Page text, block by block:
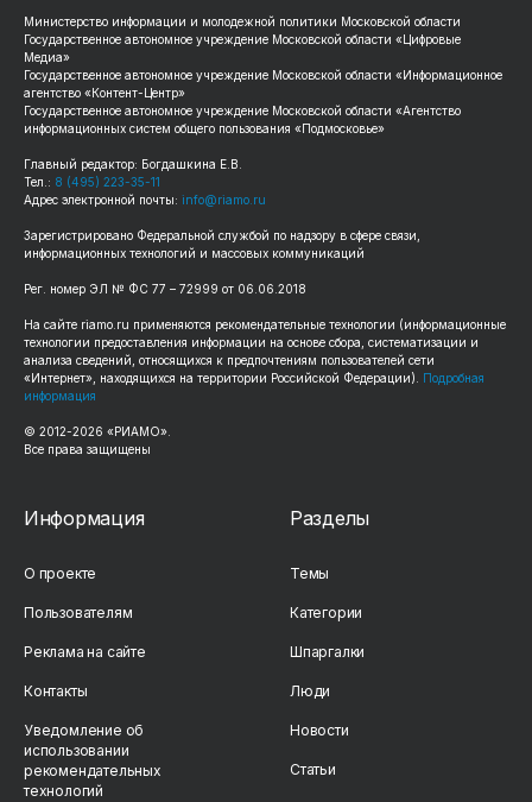
Министерство информации и молодежной политики Московской области
Государственное автономное учреждение Московской области «Цифровые
Медиа»
Государственное автономное учреждение Московской области «Информационное
агентство «Контент-Центр»
Государственное автономное учреждение Московской области «Агентство
информационных систем общего пользования «Подмосковье»
Главный редактор: Богдашкина Е.В.
Тел.: 8 (495) 223-35-11
Адрес электронной почты: info@riamo.ru
Зарегистрировано Федеральной службой по надзору в сфере связи,
информационных технологий и массовых коммуникаций
Рег. номер ЭЛ № ФС 77 – 72999 от 06.06.2018
На сайте riamo.ru применяются рекомендательные технологии (информационные
технологии предоставления информации на основе сбора, систематизации и
анализа сведений, относящихся к предпочтениям пользователей сети
«Интернет», находящихся на территории Российской Федерации). Подробная
информация
© 2012-2026 «РИАМО».
Все права защищены
Информация
О проекте
Пользователям
Реклама на сайте
Контакты
Уведомление об
использовании
рекомендательных
технологий
Разделы
Темы
Категории
Шпаргалки
Люди
Новости
Статьи